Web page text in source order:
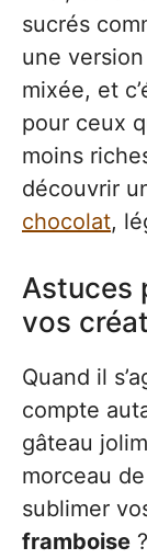
sucrés
une
mixée, et
pour ceux
moins
découvrir
chocolat,
Astuces
vos
Quand il
compte
gâteau
morceau
sublimer
framboise